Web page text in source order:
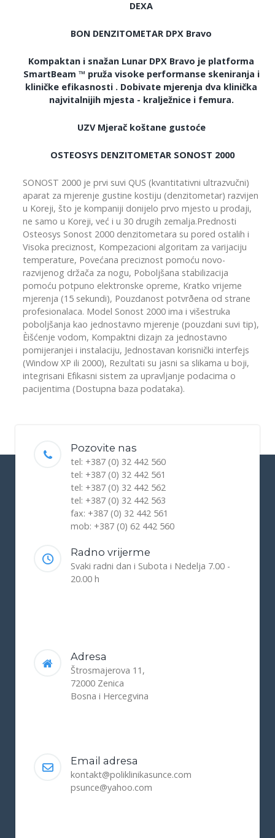
DEXA
BON DENZITOMETAR DPX Bravo
Kompaktan i snažan Lunar DPX Bravo je platforma
SmartBeam ™ pruža visoke performanse skeniranja i
kliničke efikasnosti . Dobivate mjerenja dva klinička
najvitalnijih mjesta - kralježnice i femura.
UZV Mjerač koštane gustoće
OSTEOSYS DENZITOMETAR SONOST 2000
SONOST 2000 je prvi suvi QUS (kvantitativni ultrazvučni)
aparat za mjerenje gustine kostiju (denzitometar) razvijen
u Koreji, što je kompaniji donijelo prvo mjesto u prodaji,
ne samo u Koreji, već i u 30 drugih zemalja.Prednosti
Osteosys Sonost 2000 denzitometara su pored ostalih i
Visoka preciznost, Kompezacioni algoritam za varijaciju
temperature, Povećana preciznost pomoću novo-
razvijenog držača za nogu, Poboljšana stabilizacija
pomoću potpuno elektronske opreme, Kratko vrijeme
mjerenja (15 sekundi), Pouzdanost potvrðena od strane
profesionalaca. Model Sonost 2000 ima i višestruka
poboljšanja kao jednostavno mjerenje (pouzdani suvi tip),
Èišćenje vodom, Kompaktni dizajn za jednostavno
pomijeranjei i instalaciju, Jednostavan korisnički interfejs
(Window XP ili 2000), Rezultati su jasni sa slikama u boji,
integrisani Efikasni sistem za upravljanje podacima o
pacijentima (Dostupna baza podataka).
Pozovite nas
tel: +387 (0) 32 442 560
tel: +387 (0) 32 442 561
tel: +387 (0) 32 442 562
tel: +387 (0) 32 442 563
fax: +387 (0) 32 442 561
mob: +387 (0) 62 442 560
Radno vrijerme
Svaki radni dan i Subota i Nedelja 7.00 -
20.00 h
Adresa
Štrosmajerova 11,
72000 Zenica
Bosna i Hercegvina
Email adresa
kontakt@poliklinikasunce.com
psunce@yahoo.com